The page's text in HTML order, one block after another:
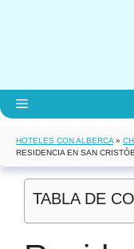
Menú
HOTELES CON ALBERCA »
RESIDENCIA EN SAN
TABLA DE